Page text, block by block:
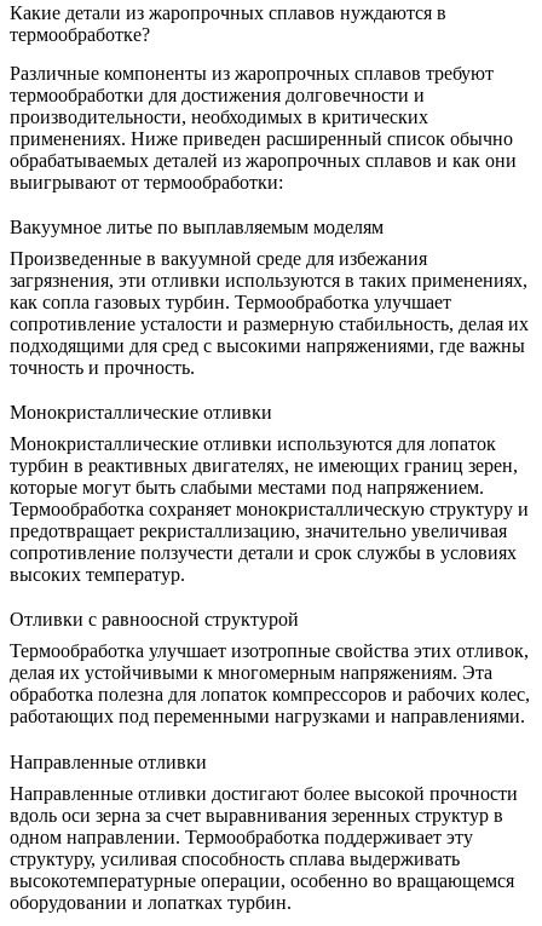
Какие детали из жаропрочных сплавов нуждаются в
термообработке?
Различные компоненты из жаропрочных сплавов требуют
термообработки для достижения долговечности и
производительности, необходимых в критических
применениях. Ниже приведен расширенный список обычно
обрабатываемых деталей из жаропрочных сплавов и как они
выигрывают от термообработки:
Вакуумное литье по выплавляемым моделям
Произведенные в вакуумной среде для избежания
загрязнения, эти отливки используются в таких применениях,
как сопла газовых турбин. Термообработка улучшает
сопротивление усталости и размерную стабильность, делая их
подходящими для сред с высокими напряжениями, где важны
точность и прочность.
Монокристаллические отливки
Монокристаллические отливки используются для лопаток
турбин в реактивных двигателях, не имеющих границ зерен,
которые могут быть слабыми местами под напряжением.
Термообработка сохраняет монокристаллическую структуру и
предотвращает рекристаллизацию, значительно увеличивая
сопротивление ползучести детали и срок службы в условиях
высоких температур.
Отливки с равноосной структурой
Термообработка улучшает изотропные свойства этих отливок,
делая их устойчивыми к многомерным напряжениям. Эта
обработка полезна для лопаток компрессоров и рабочих колес,
работающих под переменными нагрузками и направлениями.
Направленные отливки
Направленные отливки достигают более высокой прочности
вдоль оси зерна за счет выравнивания зеренных структур в
одном направлении. Термообработка поддерживает эту
структуру, усиливая способность сплава выдерживать
высокотемпературные операции, особенно во вращающемся
оборудовании и лопатках турбин.